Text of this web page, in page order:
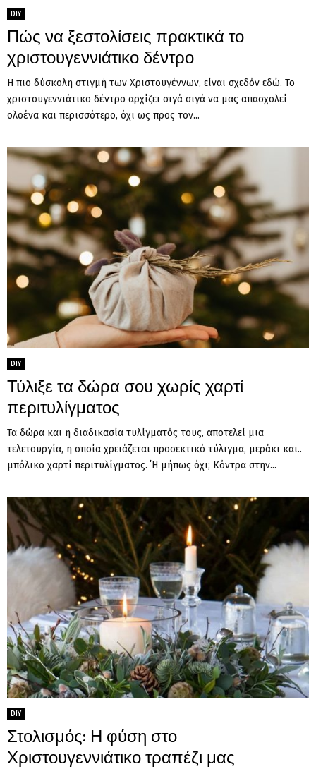
DIY
Πώς να ξεστολίσεις πρακτικά το
χριστουγεννιάτικο δέντρο
Η πιο δύσκολη στιγμή των Χριστουγέννων, είναι σχεδόν εδώ. Το
χριστουγεννιάτικο δέντρο αρχίζει σιγά σιγά να μας απασχολεί
ολοένα και περισσότερο, όχι ως προς τον...
DIY
Τύλιξε τα δώρα σου χωρίς χαρτί
περιτυλίγματος
Τα δώρα και η διαδικασία τυλίγματός τους, αποτελεί μια
τελετουργία, η οποία χρειάζεται προσεκτικό τύλιγμα, μεράκι και..
μπόλικο χαρτί περιτυλίγματος. ΄Η μήπως όχι; Κόντρα στην...
DIY
Στολισμός: Η φύση στο
Χριστουγεννιάτικο τραπέζι μας